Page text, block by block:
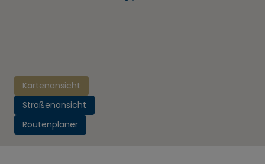
Kartenansicht
Straßenansicht
Routenplaner